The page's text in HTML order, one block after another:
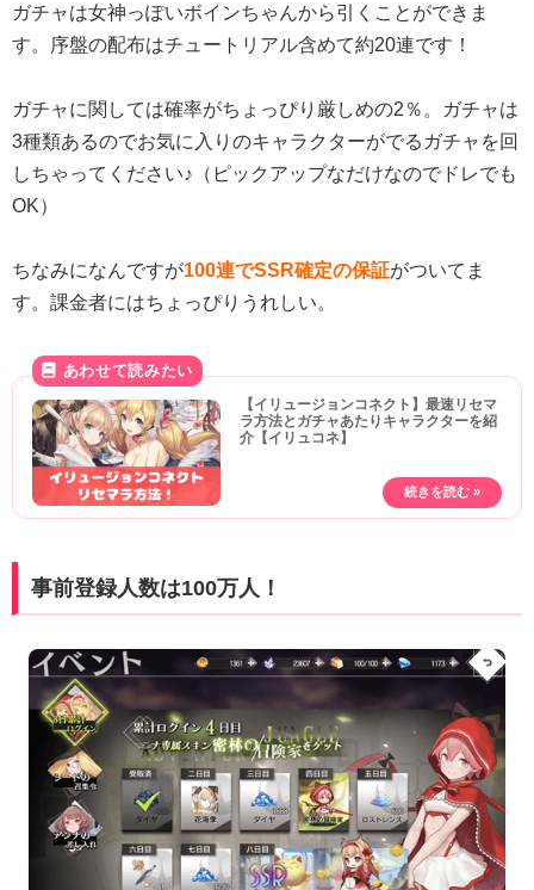
ガチャは女神っぽいボインちゃんから引くことができま
す。序盤の配布はチュートリアル含めて約20連です！
ガチャに関しては確率がちょっぴり厳しめの2％。ガチャは
3種類あるのでお気に入りのキャラクターがでるガチャを回
しちゃってください♪（ピックアップなだけなのでドレでも
OK）
ちなみになんですが100連でSSR確定の保証がついてま
す。課金者にはちょっぴりうれしい。
【イリュージョンコネクト】最速リセマ
ラ方法とガチャあたりキャラクターを紹
介【イリュコネ】
事前登録人数は100万人！